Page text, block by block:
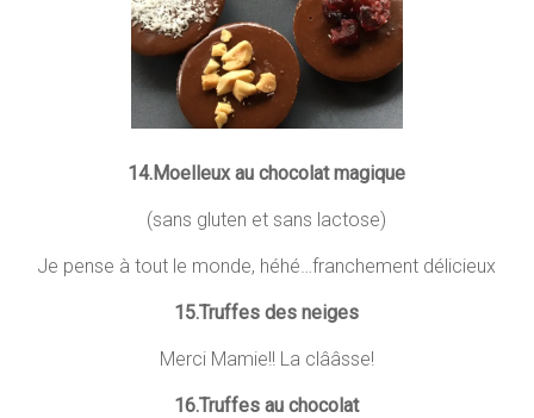
14.Moelleux au chocolat magique
(sans gluten et sans lactose)
Je pense à tout le monde, héhé…franchement délicieux
15.Truffes des neiges
Merci Mamie!! La clââsse!
16.Truffes au chocolat